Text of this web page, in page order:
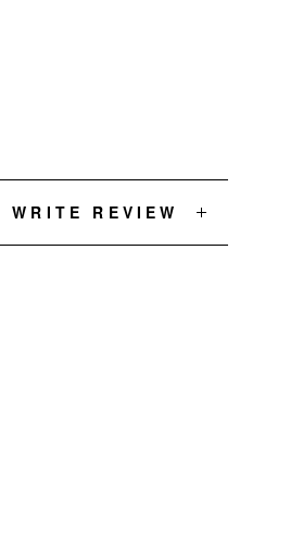
WRITE REVIEW